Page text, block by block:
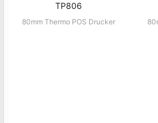
TP806
80mm Thermo POS Drucker